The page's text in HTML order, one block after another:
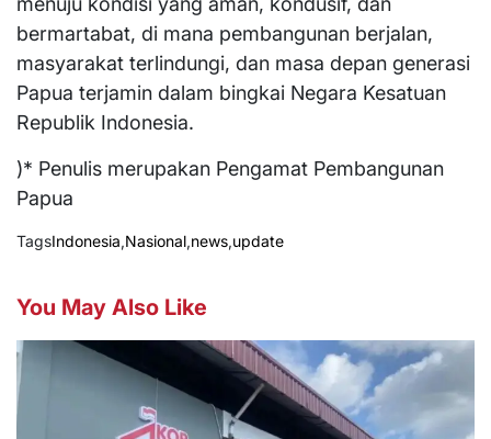
bermartabat, di mana pembangunan berjalan,
masyarakat terlindungi, dan masa depan generasi
Papua terjamin dalam bingkai Negara Kesatuan
Republik Indonesia.
)* Penulis merupakan Pengamat Pembangunan
Papua
TagsIndonesia,Nasional,news,update
You May Also Like